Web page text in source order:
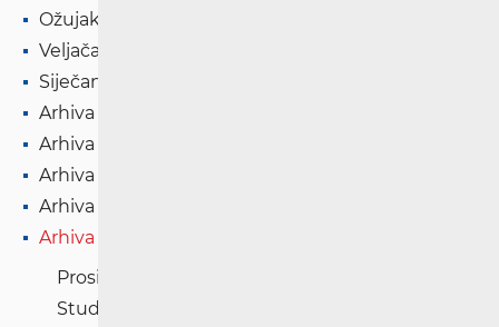
Ožujak '26
Veljača '26
Siječanj '26
Arhiva '25
Arhiva '24
Arhiva '23
Arhiva '22
Arhiva '21
Prosinac '21
Studeni '21